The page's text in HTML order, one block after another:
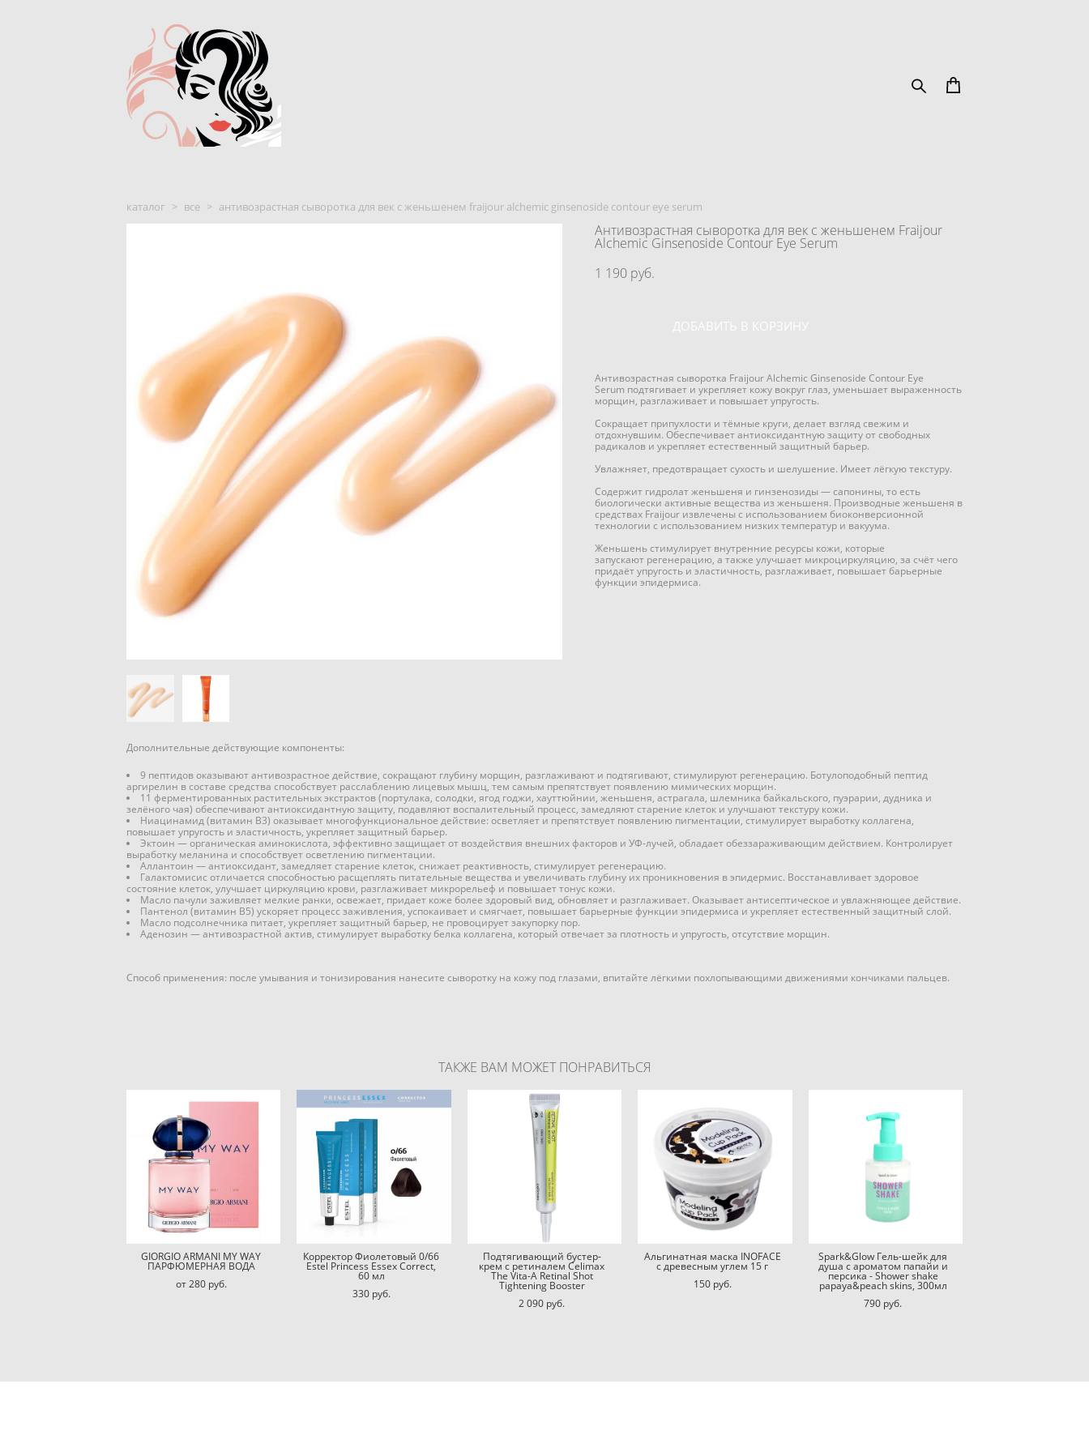
каталог > все > антивозрастная сыворотка для век с женьшенем fraijour alchemic ginsenoside contour eye serum
Антивозрастная сыворотка для век с женьшенем Fraijour
Alchemic Ginsenoside Contour Eye Serum
1 190 pуб.
ДОБАВИТЬ В КОРЗИНУ
Антивозрастная сыворотка Fraijour Alchemic Ginsenoside Contour Eye
Serum подтягивает и укрепляет кожу вокруг глаз, уменьшает выраженность
морщин, разглаживает и повышает упругость.
Сокращает припухлости и тёмные круги, делает взгляд свежим и
отдохнувшим. Обеспечивает антиоксидантную защиту от свободных
радикалов и укрепляет естественный защитный барьер.
Увлажняет, предотвращает сухость и шелушение. Имеет лёгкую текстуру.
Содержит гидролат женьшеня и гинзенозиды — сапонины, то есть
биологически активные вещества из женьшеня. Производные женьшеня в
средствах Fraijour извлечены с использованием биоконверсионной
технологии с использованием низких температур и вакуума.
Женьшень стимулирует внутренние ресурсы кожи, которые
запускают регенерацию, а также улучшает микроциркуляцию, за счёт чего
придаёт упругость и эластичность, разглаживает, повышает барьерные
функции эпидермиса.
Дополнительные действующие компоненты:
9 пептидов оказывают антивозрастное действие, сокращают глубину морщин, разглаживают и подтягивают, стимулируют регенерацию. Ботулоподобный пептид
аргирелин в составе средства способствует расслаблению лицевых мышц, тем самым препятствует появлению мимических морщин.
11 ферментированных растительных экстрактов (портулака, солодки, ягод годжи, хауттюйнии, женьшеня, астрагала, шлемника байкальского, пуэрарии, дудника и
зелёного чая) обеспечивают антиоксидантную защиту, подавляют воспалительный процесс, замедляют старение клеток и улучшают текстуру кожи.
Ниацинамид (витамин B3) оказывает многофункциональное действие: осветляет и препятствует появлению пигментации, стимулирует выработку коллагена,
повышает упругость и эластичность, укрепляет защитный барьер.
Эктоин — органическая аминокислота, эффективно защищает от воздействия внешних факторов и УФ-лучей, обладает обеззараживающим действием. Контролирует
выработку меланина и способствует осветлению пигментации.
Аллантоин — антиоксидант, замедляет старение клеток, снижает реактивность, стимулирует регенерацию.
Галактомисис отличается способностью расщеплять питательные вещества и увеличивать глубину их проникновения в эпидермис. Восстанавливает здоровое
состояние клеток, улучшает циркуляцию крови, разглаживает микрорельеф и повышает тонус кожи.
Масло пачули заживляет мелкие ранки, освежает, придает коже более здоровый вид, обновляет и разглаживает. Оказывает антисептическое и увлажняющее действие.
Пантенол (витамин B5) ускоряет процесс заживления, успокаивает и смягчает, повышает барьерные функции эпидермиса и укрепляет естественный защитный слой.
Масло подсолнечника питает, укрепляет защитный барьер, не провоцирует закупорку пор.
Аденозин — антивозрастной актив, стимулирует выработку белка коллагена, который отвечает за плотность и упругость, отсутствие морщин.
Способ применения: после умывания и тонизирования нанесите сыворотку на кожу под глазами, впитайте лёгкими похлопывающими движениями кончиками пальцев.
ТАКЖЕ ВАМ МОЖЕТ ПОНРАВИТЬСЯ
GIORGIO ARMANI MY WAY
ПАРФЮМЕРНАЯ ВОДА
от 280 pуб.
Корректор Фиолетовый 0/66
Estel Princess Essex Correct,
60 мл
330 pуб.
Подтягивающий бустер-
крем с ретиналем Celimax
The Vita-A Retinal Shot
Tightening Booster
2 090 pуб.
Альгинатная маска INOFACE
с древесным углем 15 г
150 pуб.
Spark&Glow Гель-шейк для
душа с ароматом папайи и
персика - Shower shake
papaya&peach skins, 300мл
790 pуб.